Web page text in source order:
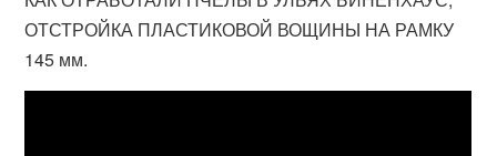
ОТСТРОЙКА ПЛАСТИКОВОЙ ВОЩИНЫ НА РАМКУ
145 мм.